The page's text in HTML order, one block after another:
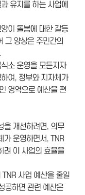
유지를 하는 사업에
이 돌봄에 대한 갈등
그 양상은 주민간의
소 운영을 모든지자
여, 정부와 지자체가
영역으로 예산을 편
을 개선하려면, 의무
가 운영하면서, TNR
려 이 사업의 효율을
사업 예산을 줄일
공하면 관련 예산은